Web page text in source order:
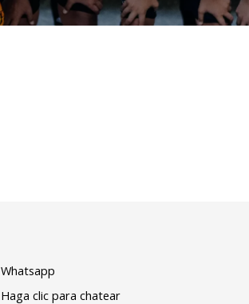
Whatsapp
Haga clic para chatear